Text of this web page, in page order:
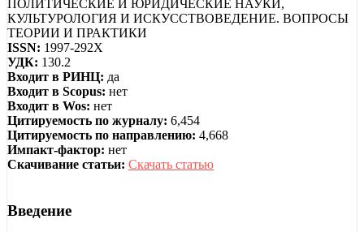
ПОЛИТИЧЕСКИЕ И ЮРИДИЧЕСКИЕ НАУКИ,
КУЛЬТУРОЛОГИЯ И ИСКУССТВОВЕДЕНИЕ. ВОПРОСЫ
ТЕОРИИ И ПРАКТИКИ
ISSN: 1997-292X
УДК: 130.2
Входит в РИНЦ: да
Входит в Scopus: нет
Входит в Wos: нет
Цитируемость по журналу: 6,454
Цитируемость по направлению: 4,668
Импакт-фактор: нет
Скачивание статьи: Скачать статью
Введение